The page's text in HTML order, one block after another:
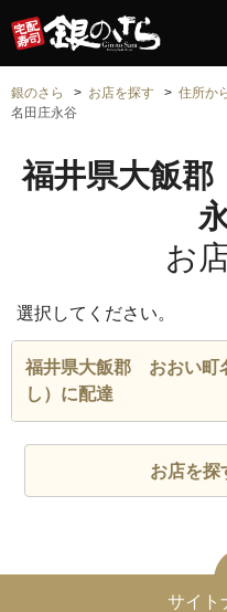
銀のさら お店を探す 住所か
名田庄永谷
福井県大飯
お
選択してください。
福井県大飯郡 おおい町
し）に配達
お店を探
サイト